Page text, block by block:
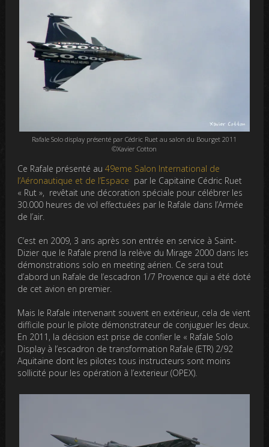
Rafale Solo display présenté par Cédric Ruet au salon du Bourget 2011
©Xavier Cotton
Ce Rafale présenté au49eme Salon International de
l’Aéronautique et de l’Espace par le Capitaine Cédric Ruet
« Rut », revêtait une décoration spéciale pour célébrer les
30.000 heures de vol effectuées par le Rafale dans l’Armée
de l’air.
C’est en 2009, 3 ans après son entrée en service à Saint-
Dizier que le Rafale prend la relève du Mirage 2000 dans les
démonstrations solo en meeting aérien. Ce sera tout
d’abord un Rafale de l’escadron 1/7 Provence qui a été doté
de cet avion en premier.
Mais le Rafale intervenant souvent en extérieur, cela de vient
difficile pour le pilote démonstrateur de conjuguer les deux.
En 2011, la décision est prise de confier le « Rafale Solo
Display à l’escadron de transformation Rafale (ETR) 2/92
Aquitaine dont les pilotes tous instructeurs sont moins
sollicité pour les opération à l’exterieur (OPEX).